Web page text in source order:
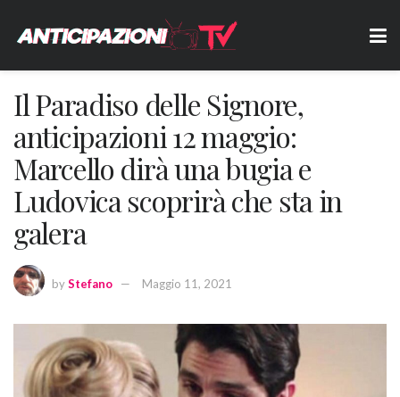
Il Paradiso delle Signore,
anticipazioni 12 maggio:
Marcello dirà una bugia e
Ludovica scoprirà che sta in
galera
byStefano Maggio 11, 2021